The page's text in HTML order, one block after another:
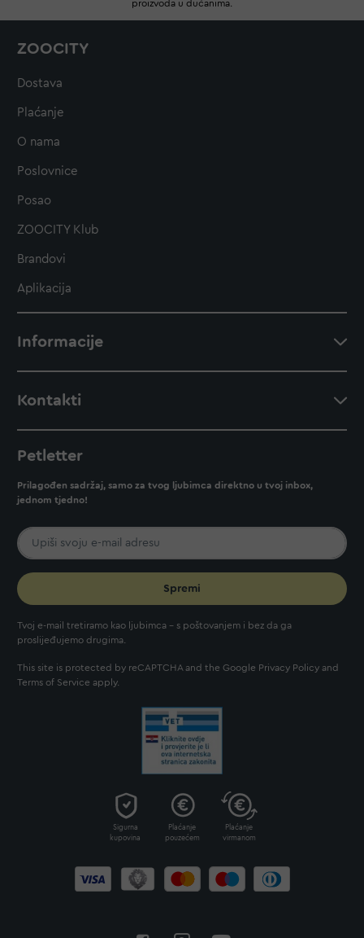
proizvoda u dućanima.
ZOOCITY
Dostava
Plaćanje
O nama
Poslovnice
Posao
ZOOCITY Klub
Brandovi
Aplikacija
Informacije
Kontakti
Petletter
Prilagođen sadržaj, samo za tvog ljubimca direktno u tvoj inbox,
jednom tjedno!
Spremi
Tvoj e-mail tretiramo kao ljubimca - s poštovanjem i bez da ga
proslijeđujemo drugima.
This site is protected by reCAPTCHA and the Google Privacy Policy and
Terms of Service apply.
Sigurna
kupovina
Plaćanje
pouzećem
Plaćanje
virmanom